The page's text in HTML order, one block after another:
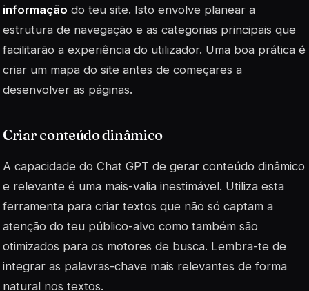
informação do teu site. Isto envolve planear a
estrutura de navegação e as categorias principais que
facilitarão a experiência do utilizador. Uma boa prática é
criar um mapa do site antes de começares a
desenvolver as páginas.
Criar conteúdo dinâmico
A capacidade do Chat GPT de gerar conteúdo dinâmico
e relevante é uma mais-valia inestimável. Utiliza esta
ferramenta para criar textos que não só captam a
atenção do teu público-alvo como também são
otimizados para os motores de busca. Lembra-te de
integrar as palavras-chave mais relevantes de forma
natural nos textos.